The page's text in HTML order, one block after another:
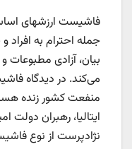
فاشیست ارزشهای
جمله احترام به افراد
بیان، آزادی مطبوعات
می‌کند. در دیدگاه
منفعت کشور زنده
ایتالیا، رهبران دولت
نژادپرست از نوع